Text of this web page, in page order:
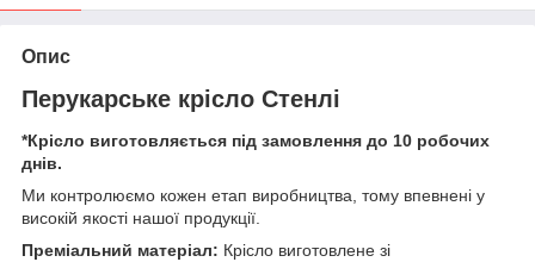
Опис
Перукарське крісло Стенлі
*Крісло виготовляється під замовлення до 10 робочих
днів.
Ми контролюємо кожен етап виробництва, тому впевнені у
високій якості нашої продукції.
Преміальний матеріал: Крісло виготовлене зі